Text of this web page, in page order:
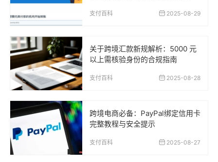
支付百科 2025-08-29
关于跨境汇款新规解析：5000 元
以上需核验身份的合规指南
支付百科 2025-08-28
跨境电商必备：PayPal绑定信用卡
完整教程与安全提示
支付百科 2025-08-27